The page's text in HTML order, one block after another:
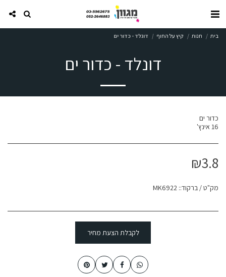
בית חנות קיץ על החוף דונלד - כדור ים
דונלד - כדור ים
16 אינץ'
₪3.8
מק"ט / ברקוד:: MK6922
לקבלת הצעת מחיר